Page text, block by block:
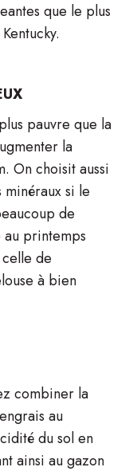
que le plus
pauvre que la
la
On choisit aussi
si le
de
au printemps
de
à bien
combiner la
au
du sol en
ainsi au gazon